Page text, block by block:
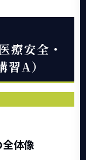
療安全・
A）
体像